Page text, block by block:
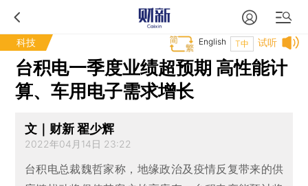
科技 试听
T中
English
台积电一季度业绩超预期 高性能计
算、车用电子需求增长
文｜财新 翟少辉
2022年04月14日 23:22
台积电总裁魏哲家称，地缘政治及疫情反复带来的供